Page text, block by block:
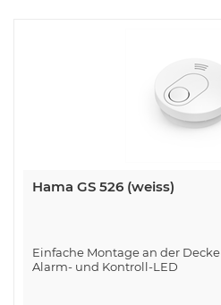
Hama GS 526 (weiss)
Einfache Montage an der Decke
Alarm- und Kontroll-LED